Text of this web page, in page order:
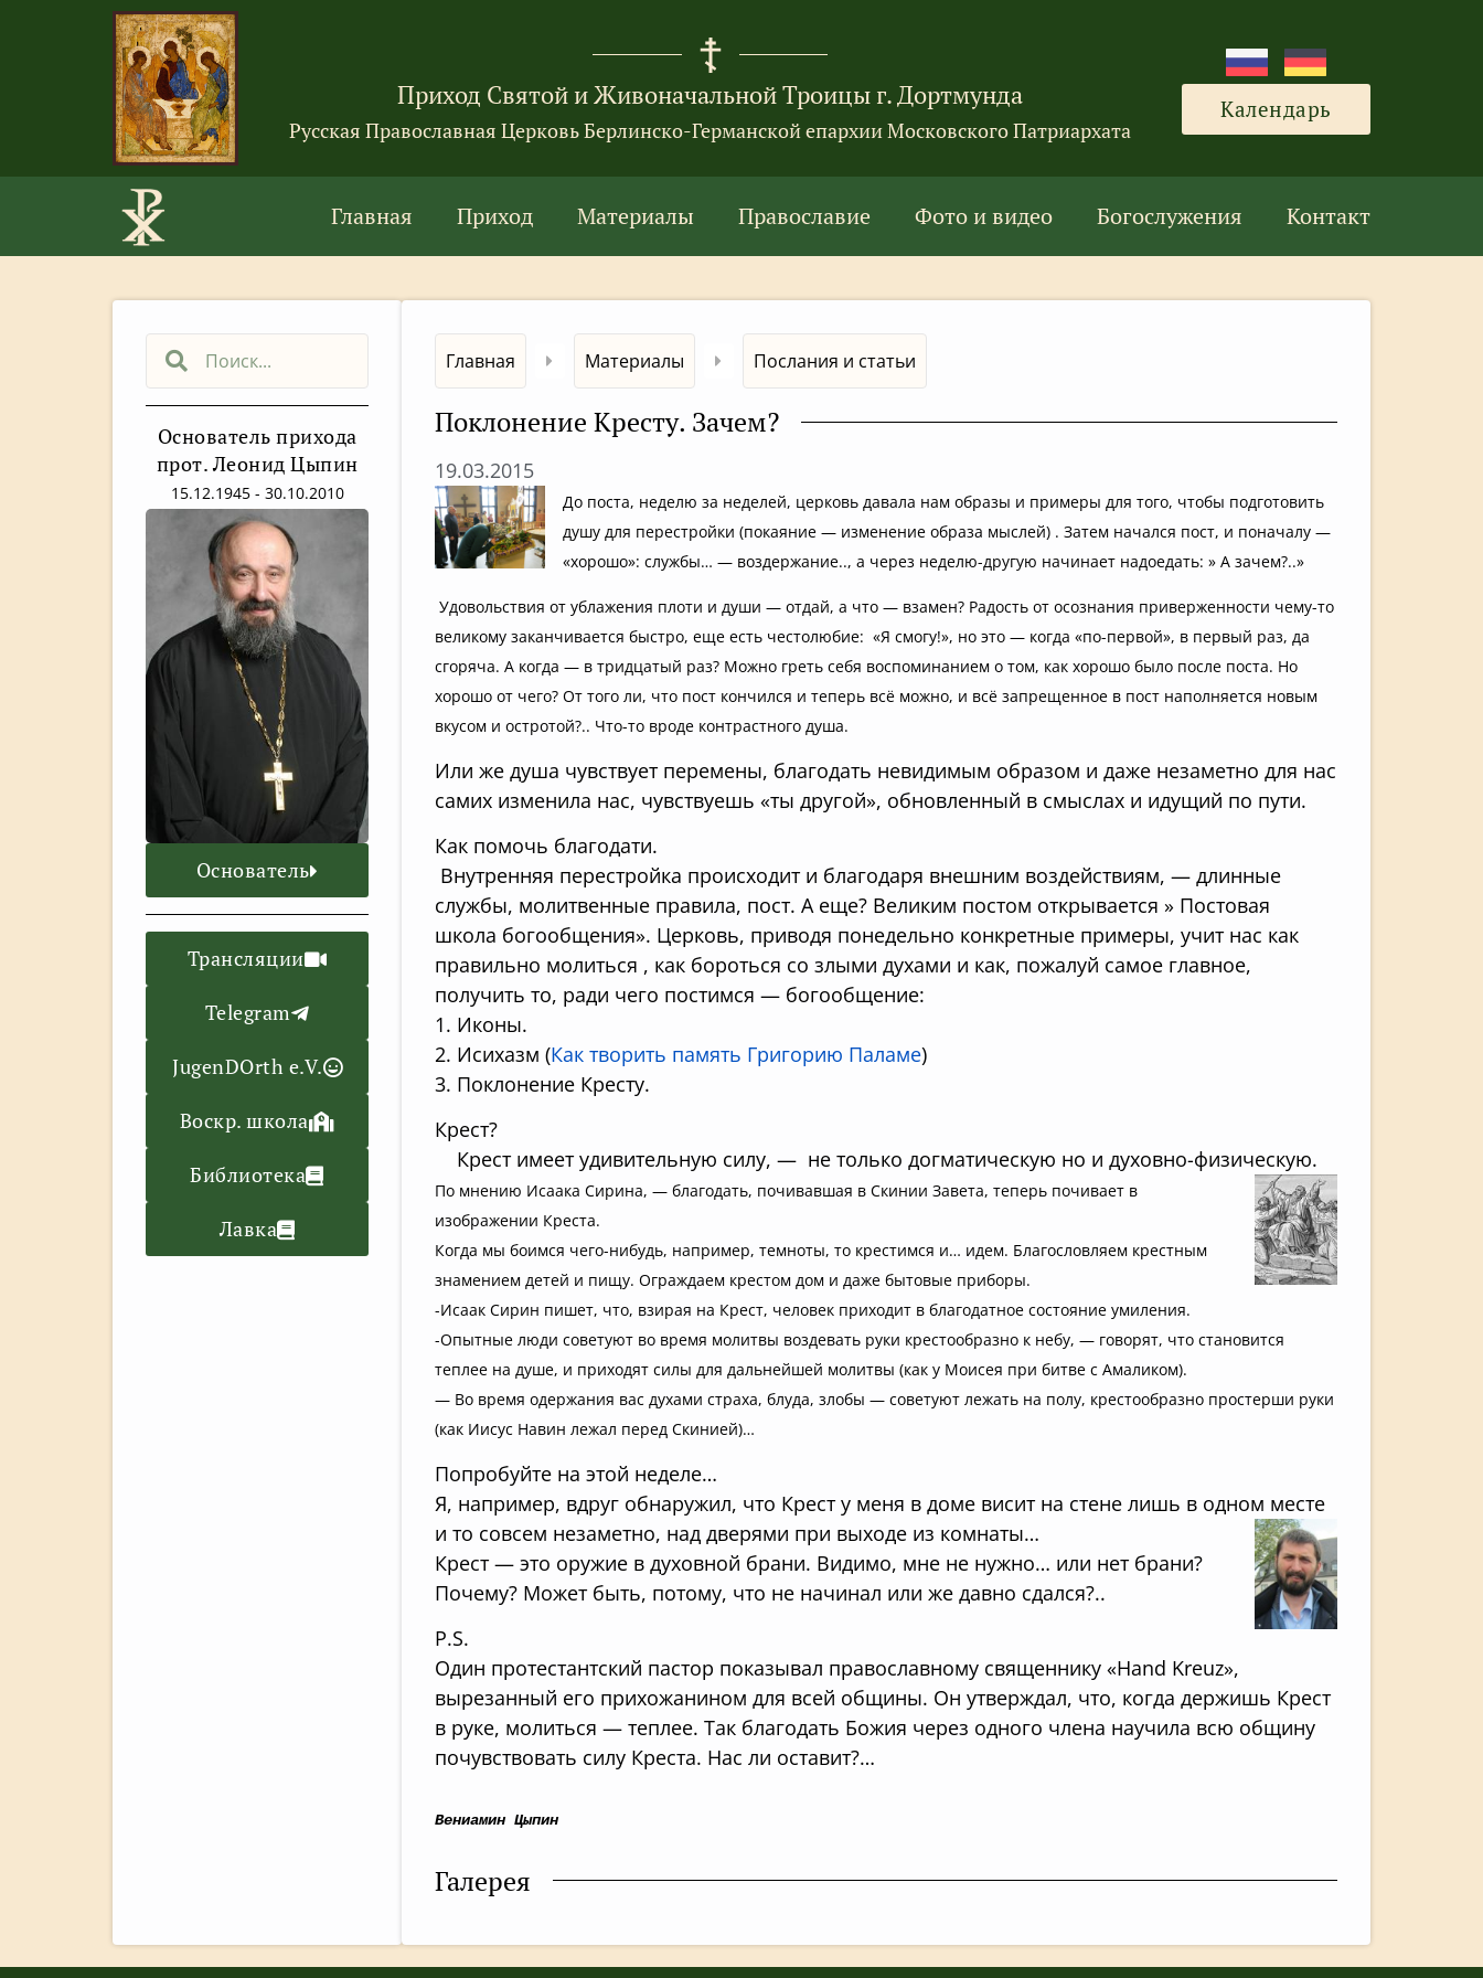
Приход Святой и Живоначальной Троицы г. Дортмунда
Русская Православная Церковь Берлинско-Германской епархии Московского Патриархата
Календарь
Главная Приход Материалы Православие Фото и видео Богослужения Контакт
Основатель прихода
прот. Леонид Цыпин
15.12.1945 - 30.10.2010
Основатель
Трансляции
Telegram
JugenDOrth e.V.
Воскр. школа
Библиотека
Лавка
Главная Материалы Послания и статьи
Поклонение Кресту. Зачем?
19.03.2015
До поста, неделю за неделей, церковь давала нам образы и примеры для того, чтобы подготовить
душу для перестройки (покаяние — изменение образа мыслей) . Затем начался пост, и поначалу —
«хорошо»: службы… — воздержание.., а через неделю-другую начинает надоедать: » А зачем?..»
Удовольствия от ублажения плоти и души — отдай, а что — взамен? Радость от осознания приверженности чему-то
великому заканчивается быстро, еще есть честолюбие: «Я смогу!», но это — когда «по-первой», в первый раз, да
сгоряча. А когда — в тридцатый раз? Можно греть себя воспоминанием о том, как хорошо было после поста. Но
хорошо от чего? От того ли, что пост кончился и теперь всё можно, и всё запрещенное в пост наполняется новым
вкусом и остротой?.. Что-то вроде контрастного душа.
Или же душа чувствует перемены, благодать невидимым образом и даже незаметно для нас
самих изменила нас, чувствуешь «ты другой», обновленный в смыслах и идущий по пути.
Как помочь благодати.
Внутренняя перестройка происходит и благодаря внешним воздействиям, — длинные
службы, молитвенные правила, пост. А еще? Великим постом открывается » Постовая
школа богообщения». Церковь, приводя понедельно конкретные примеры, учит нас как
правильно молиться , как бороться со злыми духами и как, пожалуй самое главное,
получить то, ради чего постимся — богообщение:
1. Иконы.
2. Исихазм (Как творить память Григорию Паламе)
3. Поклонение Кресту.
Крест?
Крест имеет удивительную силу, — не только догматическую но и духовно-физическую.
По мнению Исаака Сирина, — благодать, почивавшая в Скинии Завета, теперь почивает в
изображении Креста.
Когда мы боимся чего-нибудь, например, темноты, то крестимся и… идем. Благословляем крестным
знамением детей и пищу. Ограждаем крестом дом и даже бытовые приборы.
-Исаак Сирин пишет, что, взирая на Крест, человек приходит в благодатное состояние умиления.
-Опытные люди советуют во время молитвы воздевать руки крестообразно к небу, — говорят, что становится
теплее на душе, и приходят силы для дальнейшей молитвы (как у Моисея при битве с Амаликом).
— Во время одержания вас духами страха, блуда, злобы — советуют лежать на полу, крестообразно простерши руки
(как Иисус Навин лежал перед Скинией)…
Попробуйте на этой неделе…
Я, например, вдруг обнаружил, что Крест у меня в доме висит на стене лишь в одном месте
и то совсем незаметно, над дверями при выходе из комнаты…
Крест — это оружие в духовной брани. Видимо, мне не нужно… или нет брани?
Почему? Может быть, потому, что не начинал или же давно сдался?..
P.S.
Один протестантский пастор показывал православному священнику «Hand Kreuz»,
вырезанный его прихожанином для всей общины. Он утверждал, что, когда держишь Крест
в руке, молиться — теплее. Так благодать Божия через одного члена научила всю общину
почувствовать силу Креста. Нас ли оставит?…
Вениамин Цыпин
Галерея